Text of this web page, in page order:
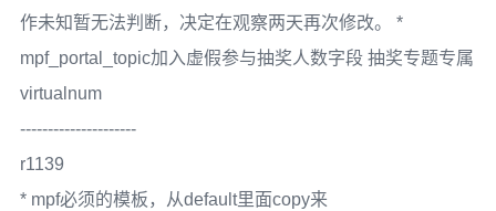
作未知暂无法判断，决定在观察两天再次修改。 *
mpf_portal_topic加入虚假参与抽奖人数字段 抽奖专题专属
virtualnum
---------------------
r1139
* mpf必须的模板，从default里面copy来